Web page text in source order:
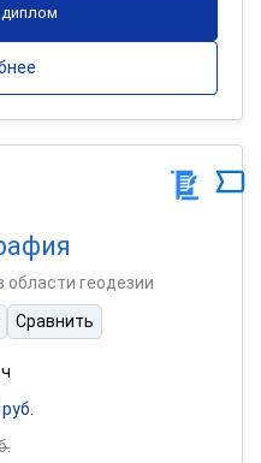
геодезии
Сравнить